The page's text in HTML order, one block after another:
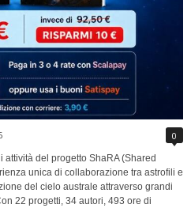
0
del progetto ShaRA (Shared
unica di collaborazione tra astrofili e
del cielo australe attraverso grandi
22 progetti, 34 autori, 493 ore di